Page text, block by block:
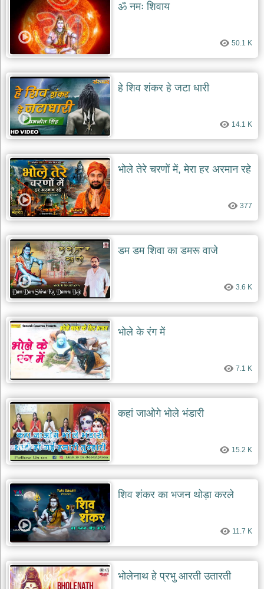
भजन
जोड़ें
add
bhajans
ॐ नमः शिवाय
50.1 K
हे शिव शंकर हे जटा धारी
14.1 K
भोले तेरे चरणों में, मेरा हर अरमान रहे
377
डम डम शिवा का डमरू वाजे
3.6 K
भोले के रंग में
7.1 K
कहां जाओगे भोले भंडारी
15.2 K
शिव शंकर का भजन थोड़ा करले
11.7 K
भोलेनाथ हे प्रभु आरती उतारती